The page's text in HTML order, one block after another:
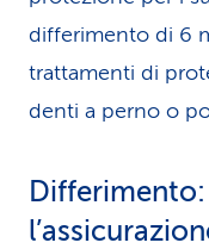
differimento di 6
trattamenti di
denti a perno o